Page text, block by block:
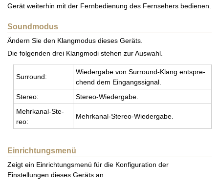
Gerät weiterhin mit der Fernbedienung des Fernsehers bedienen.
Soundmodus
Ändern Sie den Klangmodus dieses Geräts.
Die folgenden drei Klangmodi stehen zur Auswahl.
Sur­round:
Wie­der­ga­be von Sur­round-Klang ent­spre­
chend dem Ein­gangs­si­gnal.
Ste­reo:
Ste­reo-Wie­der­ga­be.
Mehr­ka­nal-Ste­
reo:
Mehr­ka­nal-Ste­reo-Wie­der­ga­be.
Einrichtungsmenü
Zeigt ein Einrichtungsmenü für die Konfiguration der
Einstellungen dieses Geräts an.